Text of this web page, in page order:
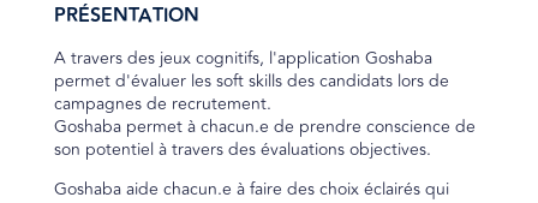
PRÉSENTATION
A travers des jeux cognitifs, l'application Goshaba
permet d'évaluer les soft skills des candidats lors de
campagnes de recrutement.
Goshaba permet à chacun.e de prendre conscience de
son potentiel à travers des évaluations objectives.
Goshaba aide chacun.e à faire des choix éclairés qui